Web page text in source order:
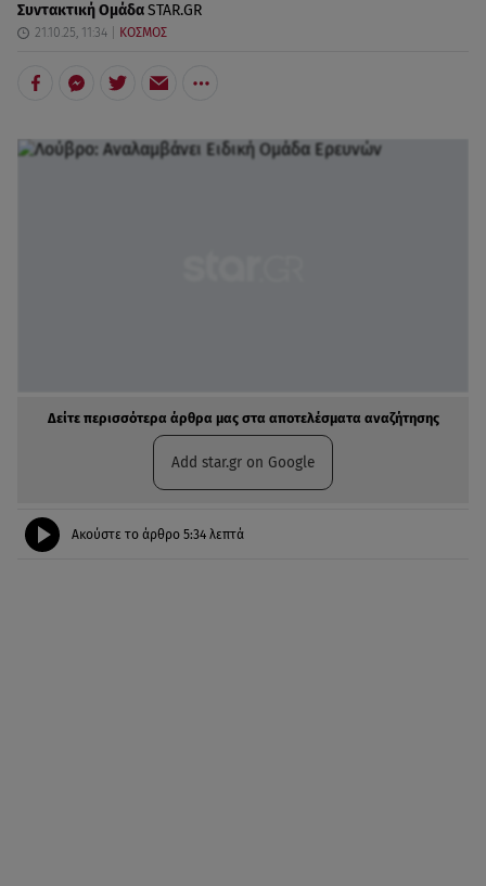
Συντακτική ΟμάδαSTAR.GR
21.10.25, 11:34 ΚΟΣΜΟΣ
Δείτε περισσότερα άρθρα μας στα αποτελέσματα αναζήτησης
Add star.gr on Google
Ακούστε το άρθρο 5:34 λεπτά